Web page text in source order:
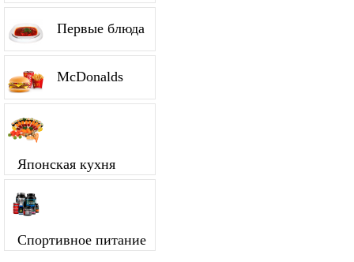
Первые блюда
McDonalds
Японская кухня
Спортивное питание